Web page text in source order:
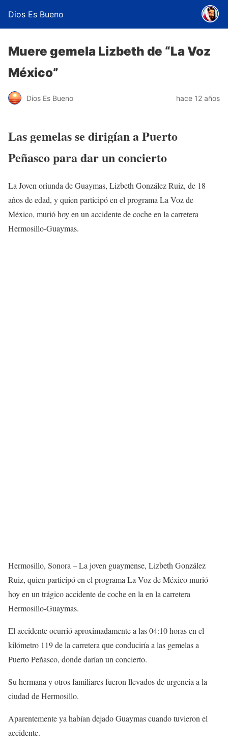
Dios Es Bueno
Muere gemela Lizbeth de “La Voz
México”
Dios Es Bueno hace 12 años
Las gemelas se dirigían a Puerto
Peñasco para dar un concierto
La Joven oriunda de Guaymas, Lizbeth González Ruiz, de 18
años de edad, y quien participó en el programa La Voz de
México, murió hoy en un accidente de coche en la carretera
Hermosillo-Guaymas.
Hermosillo, Sonora – La joven guaymense, Lizbeth González
Ruiz, quien participó en el programa La Voz de México murió
hoy en un trágico accidente de coche en la en la carretera
Hermosillo-Guaymas.
El accidente ocurrió aproximadamente a las 04:10 horas en el
kilómetro 119 de la carretera que conduciría a las gemelas a
Puerto Peñasco, donde darían un concierto.
Su hermana y otros familiares fueron llevados de urgencia a la
ciudad de Hermosillo.
Aparentemente ya habían dejado Guaymas cuando tuvieron el
accidente.